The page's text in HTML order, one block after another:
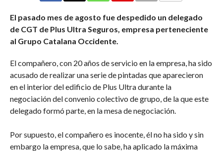
El pasado mes de agosto fue despedido un delegado
de CGT de Plus Ultra Seguros, empresa perteneciente
al Grupo Catalana Occidente.
El compañero, con 20 años de servicio en la empresa, ha sido
acusado de realizar una serie de pintadas que aparecieron
en el interior del edificio de Plus Ultra durante la
negociación del convenio colectivo de grupo, de la que este
delegado formó parte, en la mesa de negociación.
Por supuesto, el compañero es inocente, él no ha sido y sin
embargo la empresa, que lo sabe, ha aplicado la máxima